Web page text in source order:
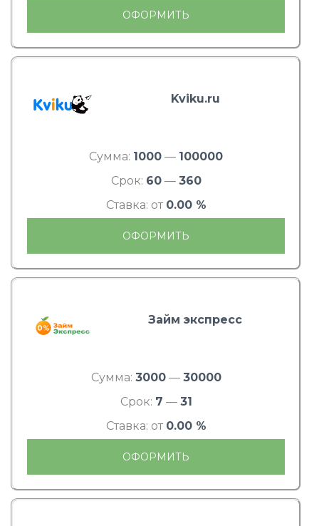
ОФОРМИТЬ
Kviku.ru
Сумма: 1000 — 100000
Срок: 60— 360
Ставка: от 0.00 %
ОФОРМИТЬ
Займ экспресс
Сумма: 3000— 30000
Срок: 7 — 31
Ставка: от 0.00 %
ОФОРМИТЬ